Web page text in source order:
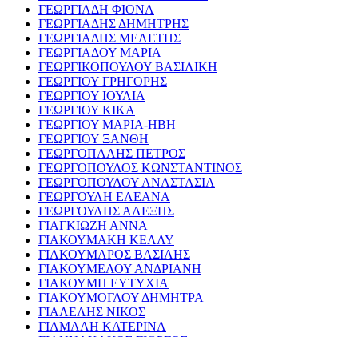
ΓΕΩΡΓΙΑΔΗ ΦΙΟΝΑ
ΓΕΩΡΓΙΑΔΗΣ ΔΗΜΗΤΡΗΣ
ΓΕΩΡΓΙΑΔΗΣ ΜΕΛΕΤΗΣ
ΓΕΩΡΓΙΑΔΟΥ ΜΑΡΙΑ
ΓΕΩΡΓΙΚΟΠΟΥΛΟΥ ΒΑΣΙΛΙΚΗ
ΓΕΩΡΓΙΟΥ ΓΡΗΓΟΡΗΣ
ΓΕΩΡΓΙΟΥ ΙΟΥΛΙΑ
ΓΕΩΡΓΙΟΥ ΚΙΚΑ
ΓΕΩΡΓΙΟΥ ΜΑΡΙΑ-ΗΒΗ
ΓΕΩΡΓΙΟΥ ΞΑΝΘΗ
ΓΕΩΡΓΟΠΑΛΗΣ ΠΕΤΡΟΣ
ΓΕΩΡΓΟΠΟΥΛΟΣ ΚΩΝΣΤΑΝΤΙΝΟΣ
ΓΕΩΡΓΟΠΟΥΛΟΥ ΑΝΑΣΤΑΣΙΑ
ΓΕΩΡΓΟΥΛΗ ΕΛΕΑΝΑ
ΓΕΩΡΓΟΥΛΗΣ ΑΛΕΞΗΣ
ΓΙΑΓΚΙΩΖΗ ΑΝΝΑ
ΓΙΑΚΟΥΜΑΚΗ ΚΕΛΛΥ
ΓΙΑΚΟΥΜΑΡΟΣ ΒΑΣΙΛΗΣ
ΓΙΑΚΟΥΜΕΛΟΥ ΑΝΔΡΙΑΝΗ
ΓΙΑΚΟΥΜΗ ΕΥΤΥΧΙΑ
ΓΙΑΚΟΥΜΟΓΛΟΥ ΔΗΜΗΤΡΑ
ΓΙΑΛΕΛΗΣ ΝΙΚΟΣ
ΓΙΑΜΑΛΗ ΚΑΤΕΡΙΝΑ